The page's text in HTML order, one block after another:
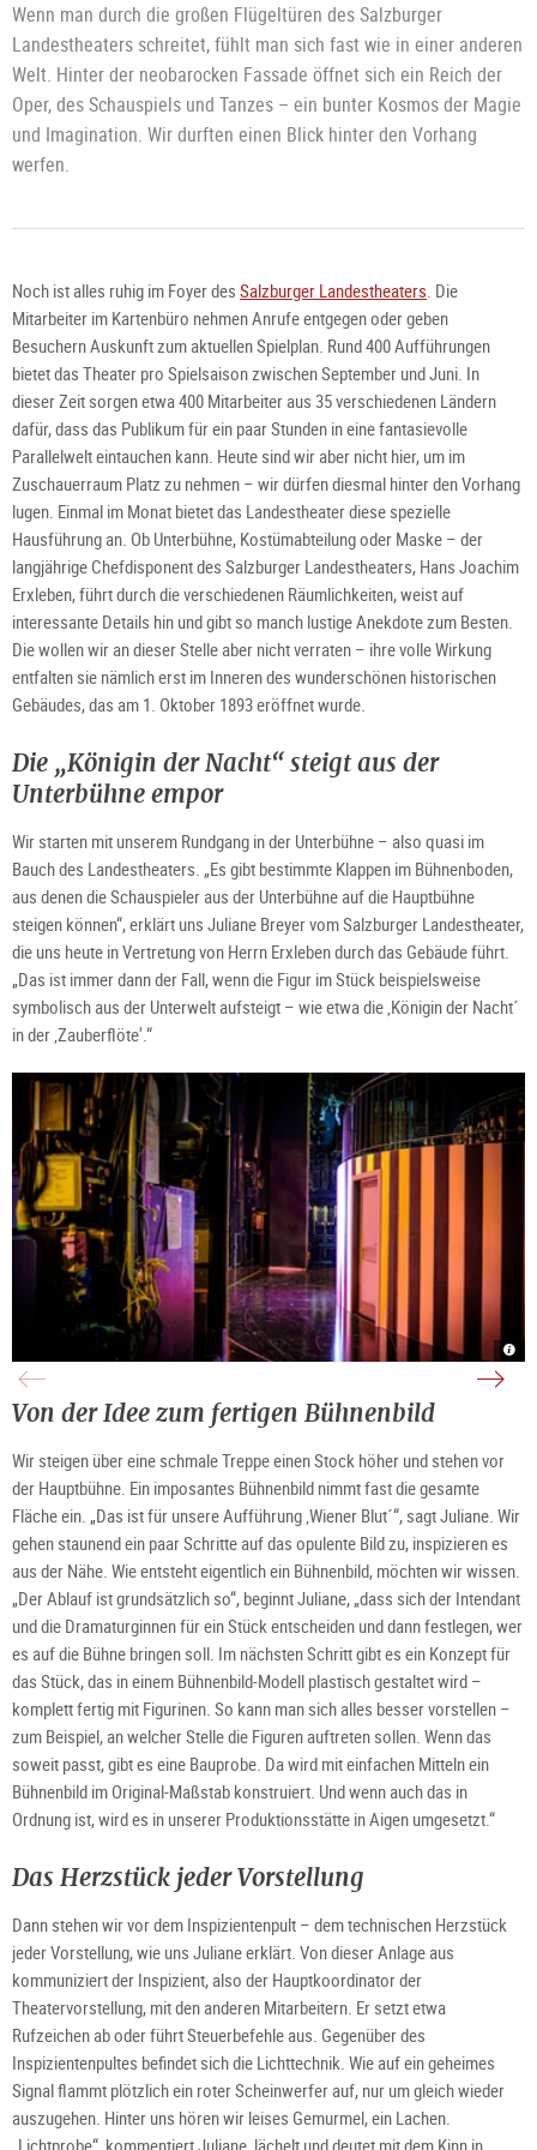
Wenn man durch die großen Flügeltüren des Salzburger
Landestheaters schreitet, fühlt man sich fast wie in einer anderen
Welt. Hinter der neobarocken Fassade öffnet sich ein Reich der
Oper, des Schauspiels und Tanzes – ein bunter Kosmos der Magie
und Imagination. Wir durften einen Blick hinter den Vorhang
werfen.
Noch ist alles ruhig im Foyer des Salzburger Landestheaters . Die
Mitarbeiter im Kartenbüro nehmen Anrufe entgegen oder geben
Besuchern Auskunft zum aktuellen Spielplan. Rund 400 Aufführungen
bietet das Theater pro Spielsaison zwischen September und Juni. In
dieser Zeit sorgen etwa 400 Mitarbeiter aus 35 verschiedenen Ländern
dafür, dass das Publikum für ein paar Stunden in eine fantasievolle
Parallelwelt eintauchen kann. Heute sind wir aber nicht hier, um im
Zuschauerraum Platz zu nehmen – wir dürfen diesmal hinter den Vorhang
lugen. Einmal im Monat bietet das Landestheater diese spezielle
Hausführung an. Ob Unterbühne, Kostümabteilung oder Maske – der
langjährige Chefdisponent des Salzburger Landestheaters, Hans Joachim
Erxleben, führt durch die verschiedenen Räumlichkeiten, weist auf
interessante Details hin und gibt so manch lustige Anekdote zum Besten.
Die wollen wir an dieser Stelle aber nicht verraten – ihre volle Wirkung
entfalten sie nämlich erst im Inneren des wunderschönen historischen
Gebäudes, das am 1. Oktober 1893 eröffnet wurde.
Die „Königin der Nacht“ steigt aus der
Unterbühne empor
Wir starten mit unserem Rundgang in der Unterbühne – also quasi im
Bauch des Landestheaters. „Es gibt bestimmte Klappen im Bühnenboden,
aus denen die Schauspieler aus der Unterbühne auf die Hauptbühne
steigen können“, erklärt uns Juliane Breyer vom Salzburger Landestheater,
die uns heute in Vertretung von Herrn Erxleben durch das Gebäude führt.
„Das ist immer dann der Fall, wenn die Figur im Stück beispielsweise
symbolisch aus der Unterwelt aufsteigt – wie etwa die ‚Königin der Nacht´
in der ‚Zauberflöte'.“
Von der Idee zum fertigen Bühnenbild
Wir steigen über eine schmale Treppe einen Stock höher und stehen vor
der Hauptbühne. Ein imposantes Bühnenbild nimmt fast die gesamte
Fläche ein. „Das ist für unsere Aufführung ‚Wiener Blut´“, sagt Juliane. Wir
gehen staunend ein paar Schritte auf das opulente Bild zu, inspizieren es
aus der Nähe. Wie entsteht eigentlich ein Bühnenbild, möchten wir wissen.
„Der Ablauf ist grundsätzlich so“, beginnt Juliane, „dass sich der Intendant
und die Dramaturginnen für ein Stück entscheiden und dann festlegen, wer
es auf die Bühne bringen soll. Im nächsten Schritt gibt es ein Konzept für
das Stück, das in einem Bühnenbild-Modell plastisch gestaltet wird –
komplett fertig mit Figurinen. So kann man sich alles besser vorstellen –
zum Beispiel, an welcher Stelle die Figuren auftreten sollen. Wenn das
soweit passt, gibt es eine Bauprobe. Da wird mit einfachen Mitteln ein
Bühnenbild im Original-Maßstab konstruiert. Und wenn auch das in
Ordnung ist, wird es in unserer Produktionsstätte in Aigen umgesetzt.“
Das Herzstück jeder Vorstellung
Dann stehen wir vor dem Inspizientenpult – dem technischen Herzstück
jeder Vorstellung, wie uns Juliane erklärt. Von dieser Anlage aus
kommuniziert der Inspizient, also der Hauptkoordinator der
Theatervorstellung, mit den anderen Mitarbeitern. Er setzt etwa
Rufzeichen ab oder führt Steuerbefehle aus. Gegenüber des
Inspizientenpultes befindet sich die Lichttechnik. Wie auf ein geheimes
Signal flammt plötzlich ein roter Scheinwerfer auf, nur um gleich wieder
auszugehen. Hinter uns hören wir leises Gemurmel, ein Lachen.
„Lichtprobe“, kommentiert Juliane, lächelt und deutet mit dem Kinn in